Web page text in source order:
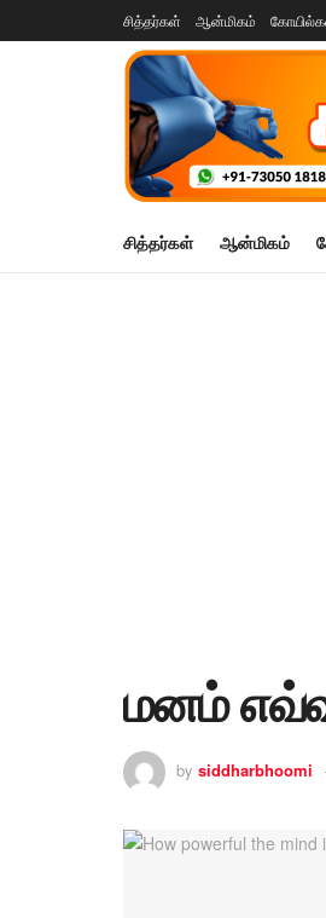
சித்தர்கள் ஆன்மிகம்
சித்தர்கள் ஆன்மிகம்
மனம்
by siddharbhoomi